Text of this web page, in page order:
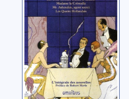
Maugham, William
Somerset